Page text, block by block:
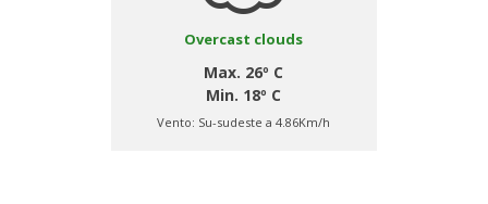
Overcast clouds
Max. 26º C
Min. 18º C
Vento: Su-sudeste a 4.86Km/h